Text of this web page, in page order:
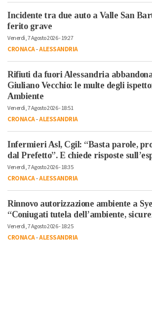
Incidente tra due auto a Valle San
ferito grave
Venerdì, 7 Agosto 2026 - 19:27
CRONACA-ALESSANDRIA
Rifiuti da fuori Alessandria
Giuliano Vecchio: le multe degli
Ambiente
Venerdì, 7 Agosto 2026 - 18:51
CRONACA-ALESSANDRIA
Infermieri Asl, Cgil: “Basta parole,
dal Prefetto”. E chiede risposte
Venerdì, 7 Agosto 2026 - 18:35
CRONACA-ALESSANDRIA
Rinnovo autorizzazione ambiente a
“Coniugati tutela dell’ambiente,
Venerdì, 7 Agosto 2026 - 18:25
CRONACA-ALESSANDRIA